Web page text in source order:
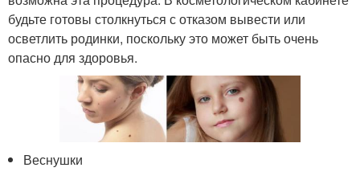
будьте готовы столкнуться с отказом вывести или
осветлить родинки, поскольку это может быть очень
опасно для здоровья.
Веснушки